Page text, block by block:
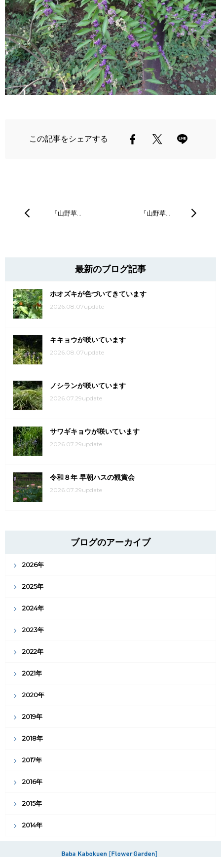
この記事をシェアする
『山野草… 『山野草…
最新のブログ記事
ホオズキが色づいてきています
2026.08.07update
キキョウが咲いています
2026.08.07update
ノシランが咲いています
2026.07.29update
サワギキョウが咲いています
2026.07.29update
令和８年 早朝ハスの観賞会
2026.07.29update
ブログのアーカイブ
2026年
2025年
2024年
2023年
2022年
2021年
2020年
2019年
2018年
2017年
2016年
2015年
2014年